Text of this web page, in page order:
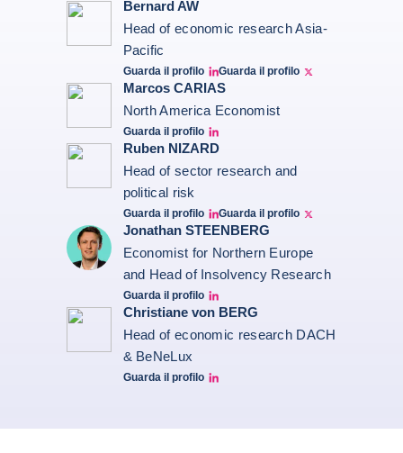
Bernard AW
Head of economic research Asia-
Pacific
Guarda il profilo
Bernard Aw LinkedinGuarda il profilo
Bernard Aw Twitter
Marcos CARIAS
North America Economist
Guarda il profilo
Marcos Carias Linkedin
Ruben NIZARD
Head of sector research and
political risk
Guarda il profilo
Ruben Nizard linkedinGuarda il profilo
Ruben Nizard twitter
Jonathan STEENBERG
Economist for Northern Europe
and Head of Insolvency Research
Guarda il profilo
Jonathan Steenberg linkedin
Christiane von BERG
Head of economic research DACH
& BeNeLux
Guarda il profilo
Christiane von berg linkedin